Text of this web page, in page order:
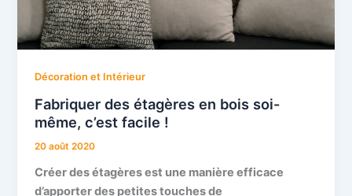
Décoration et Intérieur
Fabriquer des étagères en bois soi-
même, c’est facile !
20 août 2020
Créer des étagères est une manière efficace
d’apporter des petites touches de